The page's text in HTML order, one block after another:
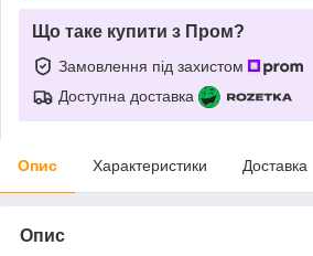
Що таке купити з Пром?
Замовлення під захистом
Доступна доставка
Опис Характеристики Доставка
Опис